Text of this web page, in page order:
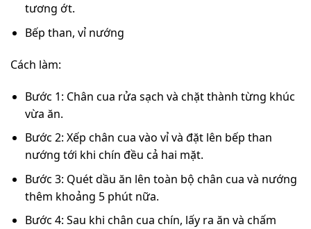
tương ớt.
Bếp than, vỉ nướng
Cách làm:
Bước 1: Chân cua rửa sạch và chặt thành từng khúc
vừa ăn.
Bước 2: Xếp chân cua vào vỉ và đặt lên bếp than
nướng tới khi chín đều cả hai mặt.
Bước 3: Quét dầu ăn lên toàn bộ chân cua và nướng
thêm khoảng 5 phút nữa.
Bước 4: Sau khi chân cua chín, lấy ra ăn và chấm